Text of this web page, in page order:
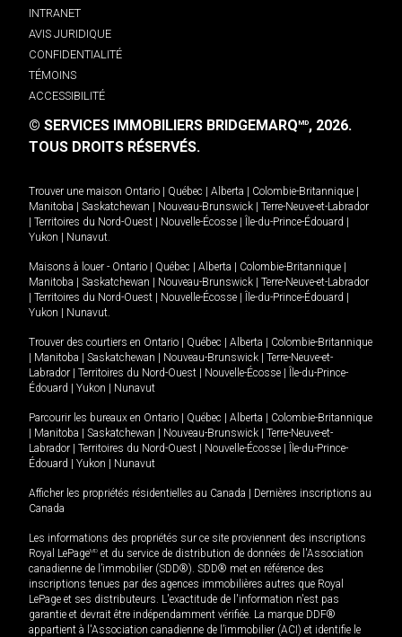
INTRANET
AVIS JURIDIQUE
CONFIDENTIALITÉ
TÉMOINS
ACCESSIBILITÉ
© SERVICES IMMOBILIERS BRIDGEMARQMD, 2026.
TOUS DROITS RÉSERVÉS.
Trouver une maison Ontario | Québec | Alberta | Colombie-Britannique |
Manitoba | Saskatchewan | Nouveau-Brunswick | Terre-Neuve-et-Labrador
| Territoires du Nord-Ouest | Nouvelle-Écosse | Île-du-Prince-Édouard |
Yukon | Nunavut
Maisons à louer - Ontario | Québec | Alberta | Colombie-Britannique |
Manitoba | Saskatchewan | Nouveau-Brunswick | Terre-Neuve-et-Labrador
| Territoires du Nord-Ouest | Nouvelle-Écosse | Île-du-Prince-Édouard |
Yukon | Nunavut
Trouver des courtiers en Ontario | Québec | Alberta | Colombie-Britannique
| Manitoba | Saskatchewan | Nouveau-Brunswick | Terre-Neuve-et-
Labrador | Territoires du Nord-Ouest | Nouvelle-Écosse | Île-du-Prince-
Édouard | Yukon | Nunavut
Parcourir les bureaux en Ontario | Québec | Alberta | Colombie-Britannique
| Manitoba | Saskatchewan | Nouveau-Brunswick | Terre-Neuve-et-
Labrador | Territoires du Nord-Ouest | Nouvelle-Écosse | Île-du-Prince-
Édouard | Yukon | Nunavut
Afficher les propriétés résidentielles au Canada | Dernières inscriptions au
Canada
Les informations des propriétés sur ce site proviennent des inscriptions
Royal LePageMD et du service de distribution de données de l'Association
canadienne de l’immobilier (SDD®). SDD® met en référence des
inscriptions tenues par des agences immobilières autres que Royal
LePage et ses distributeurs. L'exactitude de l'information n'est pas
garantie et devrait être indépendamment vérifiée. La marque DDF®
appartient à l'Association canadienne de l’immobilier (ACI) et identifie le